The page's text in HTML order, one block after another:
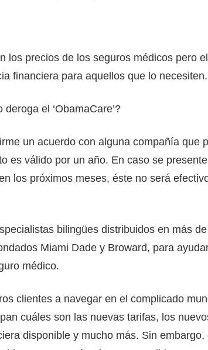
los precios de los seguros médicos pero
financiera para aquellos que lo necesiten.
el ‘ObamaCare’?
un acuerdo con alguna compañía que
es válido por un año. En caso se
los próximos meses, éste no será
bilingües distribuidos en más
Miami Dade y Broward, para
médico.
clientes a navegar en el complicado
cuáles son las nuevas tarifas, los
disponible y mucho más. Sin